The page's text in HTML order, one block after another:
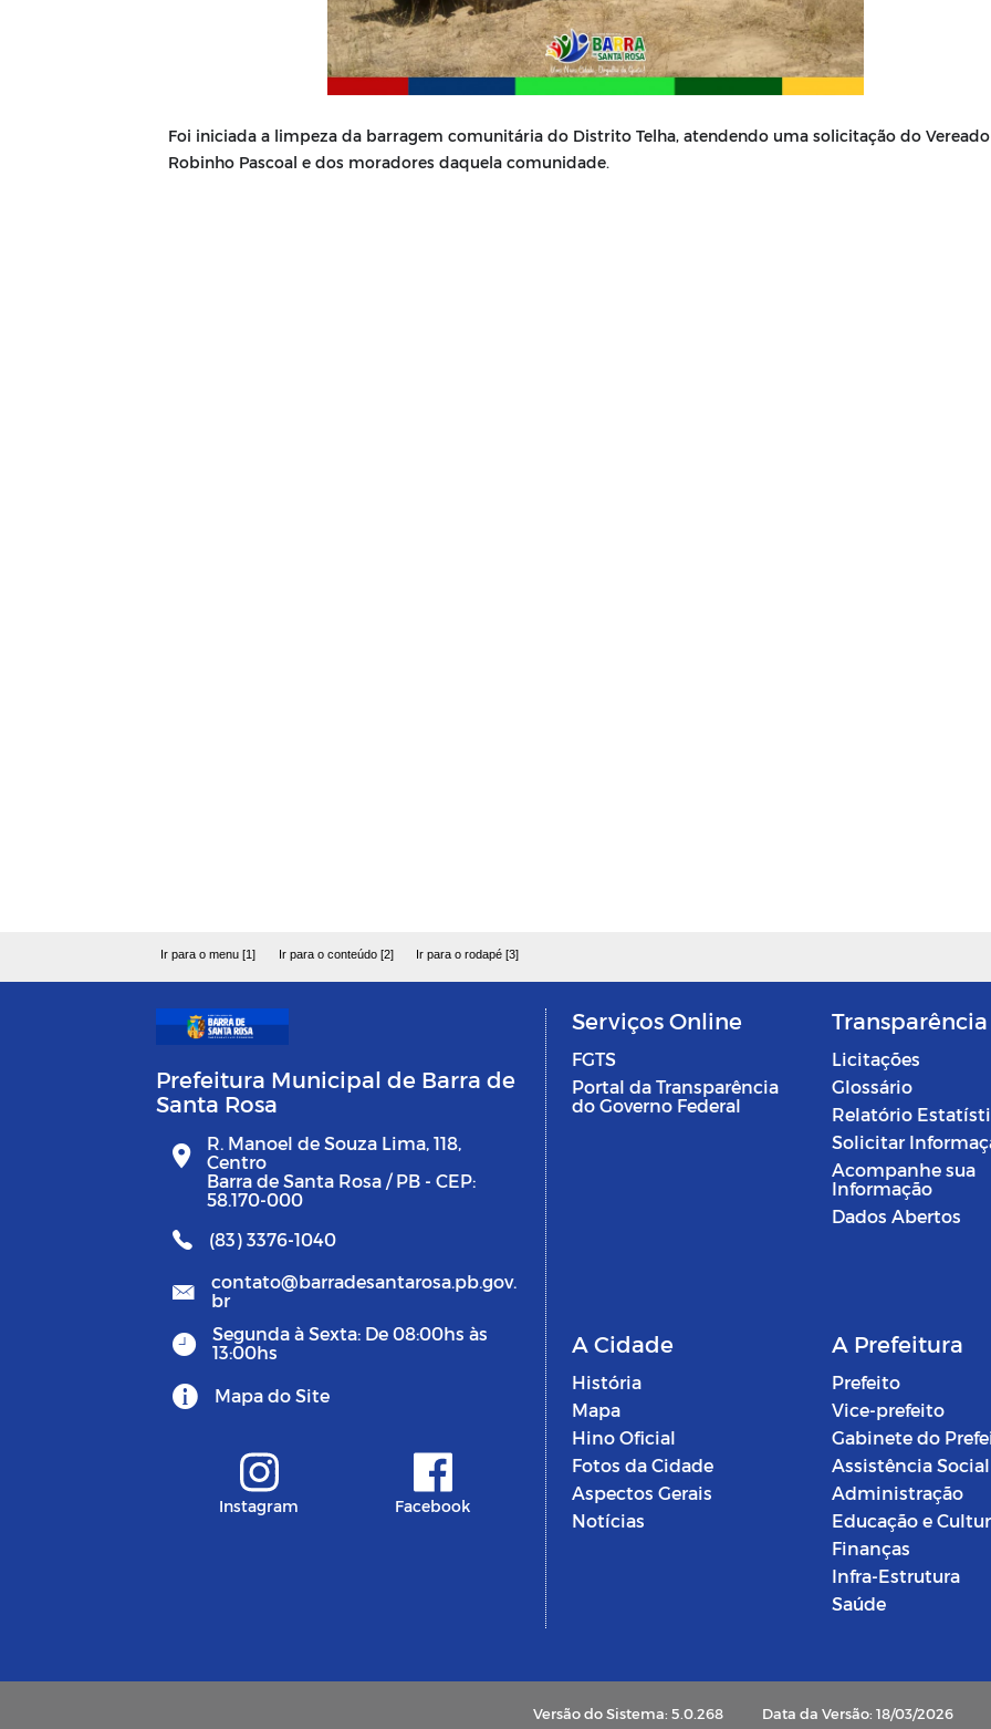
Foi iniciada a limpeza da barragem comunitária do Distrito Telha, atendendo uma solicitação do
Robinho Pascoal e dos moradores daquela comunidade.
Ir para o menu [1] Ir para o conteúdo [2] Ir para o rodapé [3]
Prefeitura Municipal de Barra de
Santa Rosa
R. Manoel de Souza Lima, 118,
Centro
Barra de Santa Rosa / PB - CEP:
58.170-000
(83) 3376-1040
contato@barradesantarosa.pb.gov.
br
Segunda à Sexta: De 08:00hs às
13:00hs
Mapa do Site
Instagram Facebook
Serviços Online
FGTS
Portal da Transparência
do Governo Federal
Transparência
Licitações
Glossário
Relatório
Solicitar
Acompanhe sua
Informação
Dados Abertos
A Cidade
História
Mapa
Hino Oficial
Fotos da Cidade
Aspectos Gerais
Notícias
A Prefeitura
Prefeito
Vice-prefeito
Gabinete do
Assistência Social
Administração
Educação e
Finanças
Infra-Estrutura
Saúde
Versão do Sistema: 5.0.268 Data da Versão: 18/03/2026